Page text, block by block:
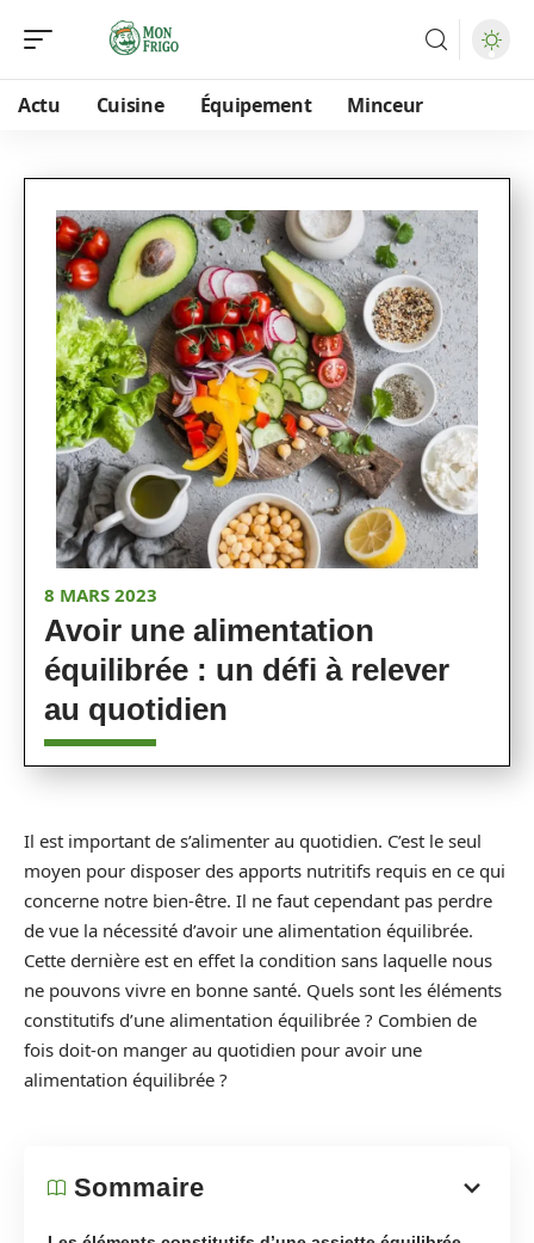
Actu Cuisine Équipement Minceur
8 MARS 2023
Avoir une alimentation
équilibrée : un défi à relever
au quotidien
Il est important de s’alimenter au quotidien. C’est le seul
moyen pour disposer des apports nutritifs requis en ce qui
concerne notre bien-être. Il ne faut cependant pas perdre
de vue la nécessité d’avoir une alimentation équilibrée.
Cette dernière est en effet la condition sans laquelle nous
ne pouvons vivre en bonne santé. Quels sont les éléments
constitutifs d’une alimentation équilibrée ? Combien de
fois doit-on manger au quotidien pour avoir une
alimentation équilibrée ?
Sommaire